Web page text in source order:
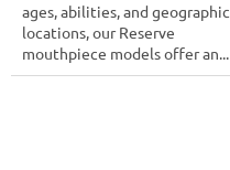
ages, abilities, and geographic
locations, our Reserve
mouthpiece models offer an...